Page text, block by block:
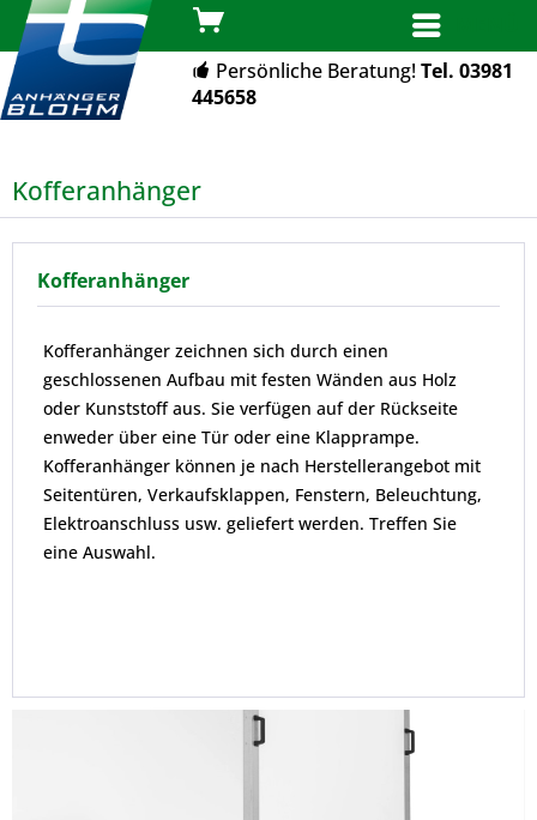
Persönliche Beratung!Tel. 03981
445658
Kofferanhänger
Kofferanhänger
Kofferanhänger zeichnen sich durch einen
geschlossenen Aufbau mit festen Wänden aus Holz
oder Kunststoff aus. Sie verfügen auf der Rückseite
enweder über eine Tür oder eine Klapprampe.
Kofferanhänger können je nach Herstellerangebot mit
Seitentüren, Verkaufsklappen, Fenstern, Beleuchtung,
Elektroanschluss usw. geliefert werden. Treffen Sie
eine Auswahl.